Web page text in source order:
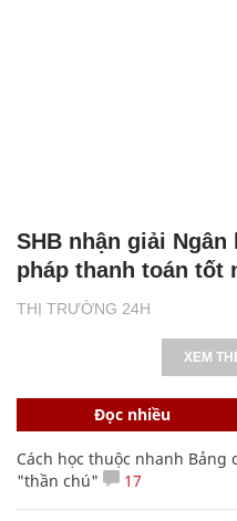
THỊ TRƯỜNG 24H
SHB nhận giải
pháp thanh toán tốt
XEM
Đọc nhiều
Cách học thuộc nhanh
"thần chú"
17